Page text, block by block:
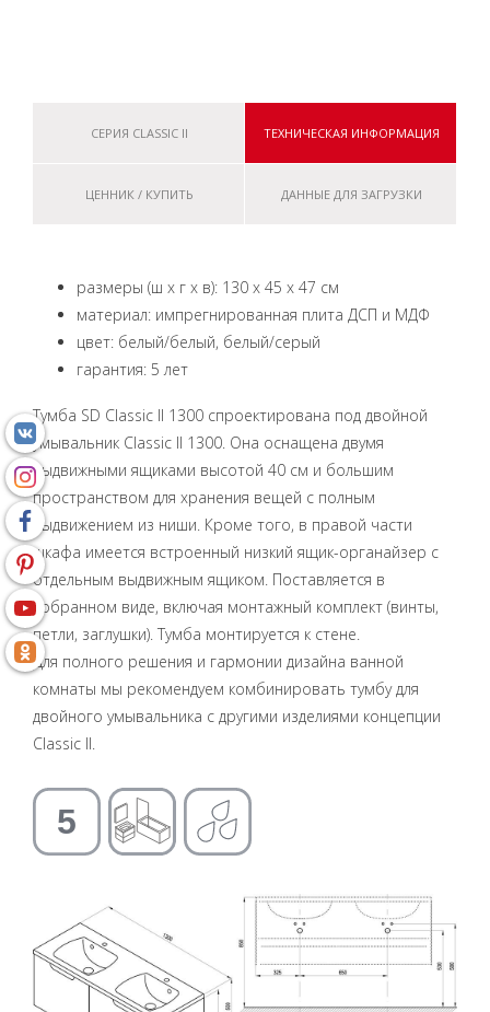
СЕРИЯ CLASSIC II ТЕХНИЧЕСКАЯ ИНФОРМАЦИЯ
ЦЕННИК / КУПИТЬ ДАННЫЕ ДЛЯ ЗАГРУЗКИ
размеры (ш x г x в): 130 x 45 x 47 см
материал: импрегнированная плита ДСП и МДФ
цвет: белый/белый, белый/серый
гарантия: 5 лет
Тумба SD Classic II 1300 спроектирована под двойной
умывальник Classic II 1300. Она оснащена двумя
выдвижными ящиками высотой 40 см и большим
пространством для хранения вещей с полным
выдвижением из ниши. Кроме того, в правой части
шкафа имеется встроенный низкий ящик-органайзер с
отдельным выдвижным ящиком. Поставляется в
собранном виде, включая монтажный комплект (винты,
петли, заглушки). Тумба монтируется к стене.
Для полного решения и гармонии дизайна ванной
комнаты мы рекомендуем комбинировать тумбу для
двойного умывальника с другими изделиями концепции
Classic II.